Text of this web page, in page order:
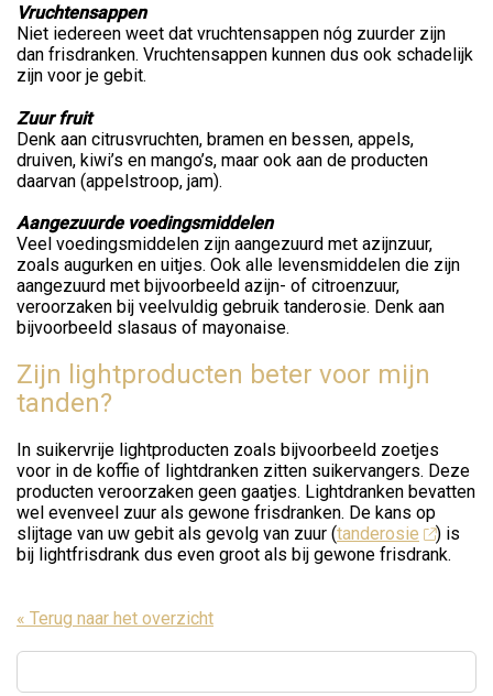
Vruchtensappen
Niet iedereen weet dat vruchtensappen nóg zuurder zijn
dan frisdranken. Vruchtensappen kunnen dus ook schadelijk
zijn voor je gebit.
Zuur fruit
Denk aan citrusvruchten, bramen en bessen, appels,
druiven, kiwi’s en mango’s, maar ook aan de producten
daarvan (appelstroop, jam).
Aangezuurde voedingsmiddelen
Veel voedingsmiddelen zijn aangezuurd met azijnzuur,
zoals augurken en uitjes. Ook alle levensmiddelen die zijn
aangezuurd met bijvoorbeeld azijn- of citroenzuur,
veroorzaken bij veelvuldig gebruik tanderosie. Denk aan
bijvoorbeeld slasaus of mayonaise.
Zijn lightproducten beter voor mijn
tanden?
In suikervrije lightproducten zoals bijvoorbeeld zoetjes
voor in de koffie of lightdranken zitten suikervangers. Deze
producten veroorzaken geen gaatjes. Lightdranken bevatten
wel evenveel zuur als gewone frisdranken. De kans op
slijtage van uw gebit als gevolg van zuur (tanderosie
) is
bij lightfrisdrank dus even groot als bij gewone frisdrank.
« Terug naar het overzicht